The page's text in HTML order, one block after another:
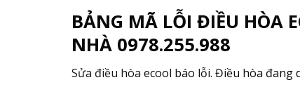
BẢNG MÃ LỖI ĐIỀU HÒA
NHÀ 0978.255.988
Sửa điều hòa ecool báo lỗi. Điều hòa đang